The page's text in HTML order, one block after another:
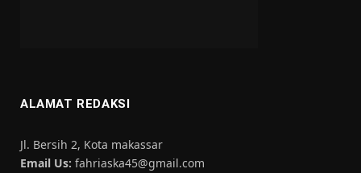
ALAMAT REDAKSI
Jl. Bersih 2, Kota makassar
Email Us: fahriaska45@gmail.com